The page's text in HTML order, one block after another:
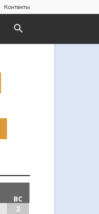
Контакты
ВС
2